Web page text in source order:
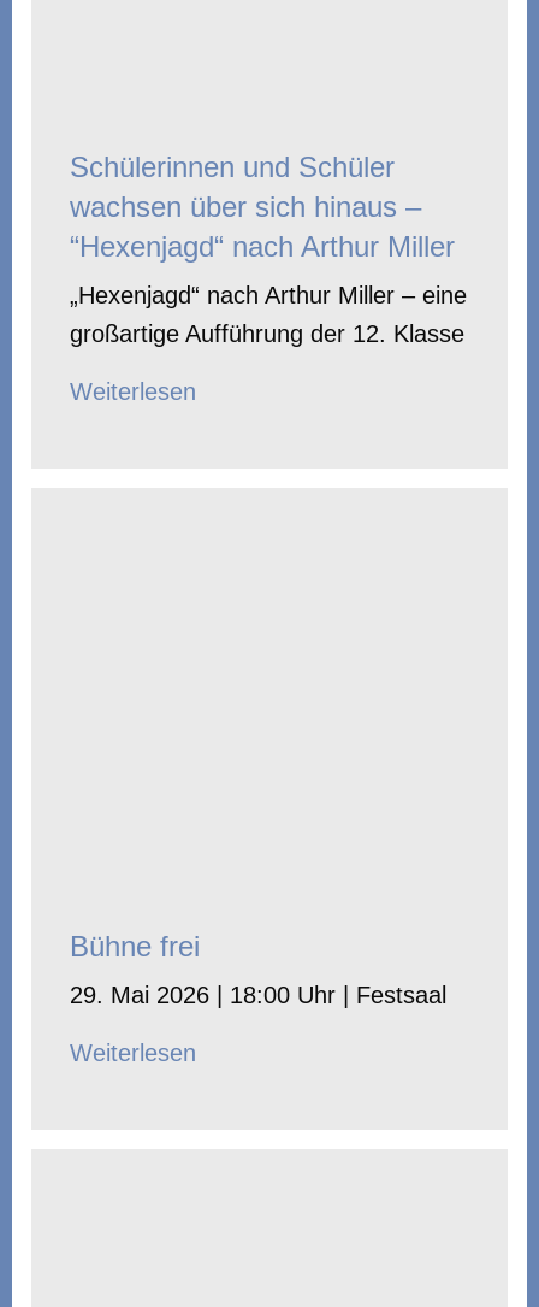
Schülerinnen und Schüler
wachsen über sich hinaus –
“Hexenjagd“ nach Arthur Miller
„Hexenjagd“ nach Arthur Miller – eine
großartige Aufführung der 12. Klasse
Weiterlesen
Bühne frei
29. Mai 2026 | 18:00 Uhr | Festsaal
Weiterlesen